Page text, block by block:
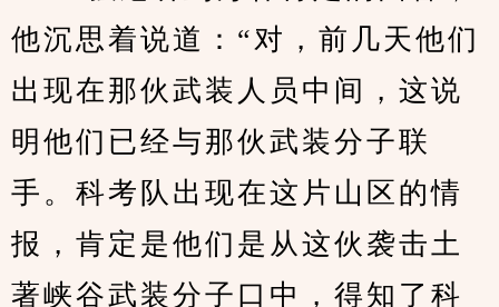
他沉思着说道：“对，前几天他们
出现在那伙武装人员中间，这说
明他们已经与那伙武装分子联
手。科考队出现在这片山区的情
报，肯定是他们是从这伙袭击土
著峡谷武装分子口中，得知了科